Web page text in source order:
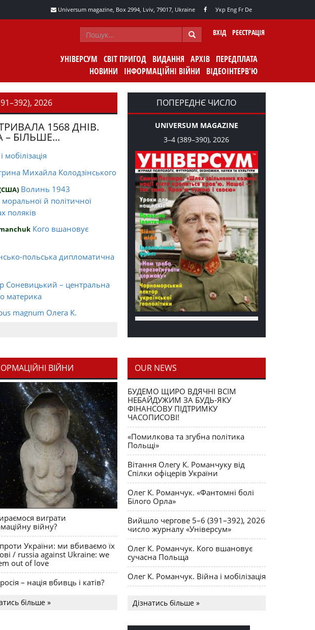
Universum magazine, Box 2994, Lviv, 79017, Ukraine Укр Eng Fr De
ВХІД РЕЄСТРАЦІЯ
УНІВЕРСУМ СВІТ ПРИГОД ВИДАННЯ АРХІВ ПЕРЕДПЛАТА
НОВИНИ
ІНФОРМАЦІЙНІ ВІЙНИ ВІДЕОІНТЕРВ'Ю
2026
1568 ДНІВ.
– БІЛЬШЕ...
мобілізація
Михайла Колодзінського
Волинь 1943
моральної й політичної
поляків
Кого вшановує
польська дипломатична
Соневицький – центральна
материка
magnum Олега К.
і синиця як уособлення
ПОПЕРЕДНЄ ЧИСЛО
UNIVERSUM MAGAZINE
3–4 (389–390), 2026
ВІЙНИ
виграти
війну?
проти України: ми вбиваємо їх
/ russia against Ukraine: we
out of love
– нація вбивць і катів?
більше »
OUR NEWS
БУДЕМО ЩИРО ВДЯЧНІ ВСІМ
НЕБАЙДУЖИМ ЗА БУДЬ-ЯКУ
ФІНАНСОВУ ПІДТРИМКУ
ЧАСОПИСОВІ!
«Помилкова та згубна політика
Польщі»
Вітання Олегу К. Романчуку від
Спілки офіцерів України
Олег К. Романчук. «Фантомні болі
Білого Орла»
Вийшло чергове 5–6 (391–392), 2026
число журналу «Універсум»
Олег К. Романчук. Кого вшановує
сучасна Польща
Олег К. Романчук. Війна і мобілізація
долучилися до найбільшої
Дізнатись більше »